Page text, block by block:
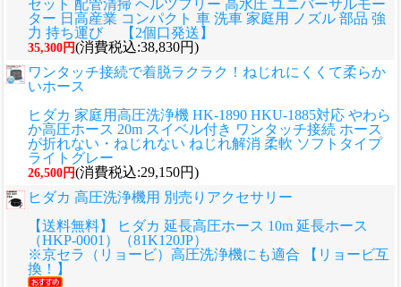
セット 配管清掃 ヘルツフリー 高水圧 ユニバーサルモー
ター 日高産業 コンパクト 車 洗車 家庭用 ノズル 部品 強
力 持ち運び 【2個口発送】
35,300円(消費税込:38,830円)
ワンタッチ接続で着脱ラクラク！ねじれにくくて柔らか
いホース
ヒダカ 家庭用高圧洗浄機 HK-1890 HKU-1885対応 やわら
か高圧ホース 20m スイベル付き ワンタッチ接続 ホース
が折れない・ねじれない ねじれ解消 柔軟 ソフトタイプ
ライトグレー
26,500円(消費税込:29,150円)
ヒダカ 高圧洗浄機用 別売りアクセサリー
【送料無料】 ヒダカ 延長高圧ホース 10m 延長ホース
（HKP-0001）（81K120JP）
※京セラ（リョービ）高圧洗浄機にも適合 【リョービ互
換！】